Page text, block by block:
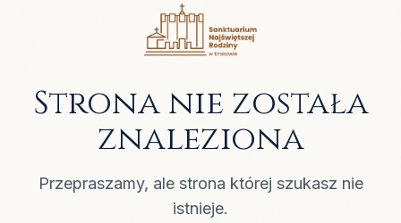
Strona nie została
znaleziona
Przepraszamy, ale strona której szukasz nie
istnieje.